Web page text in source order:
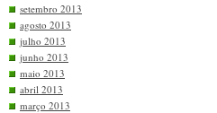
setembro 2013
agosto 2013
julho 2013
junho 2013
maio 2013
abril 2013
março 2013